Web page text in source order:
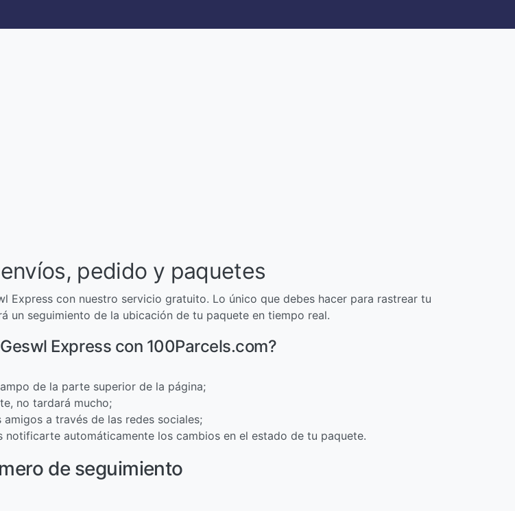
pedido y paquetes
Express con nuestro servicio gratuito. Lo único que debes hacer para rastrear tu
un seguimiento de la ubicación de tu paquete en tiempo real.
Express con 100Parcels.com?
de la parte superior de la página;
no tardará mucho;
a través de las redes sociales;
automáticamente los cambios en el estado de tu paquete.
de seguimiento